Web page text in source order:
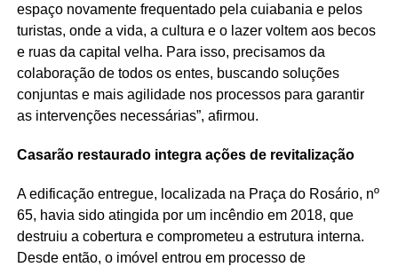
espaço novamente frequentado pela cuiabania e pelos
turistas, onde a vida, a cultura e o lazer voltem aos becos
e ruas da capital velha. Para isso, precisamos da
colaboração de todos os entes, buscando soluções
conjuntas e mais agilidade nos processos para garantir
as intervenções necessárias”, afirmou.
Casarão restaurado integra ações de revitalização
A edificação entregue, localizada na Praça do Rosário, nº
65, havia sido atingida por um incêndio em 2018, que
destruiu a cobertura e comprometeu a estrutura interna.
Desde então, o imóvel entrou em processo de